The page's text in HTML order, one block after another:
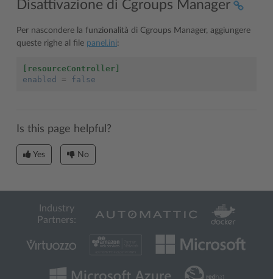
Disattivazione di Cgroups Manager
Per nascondere la funzionalità di Cgroups Manager, aggiungere
queste righe al file panel.ini:
[resourceController]
enabled
= false
Is this page helpful?
Yes No
Industry
Partners: